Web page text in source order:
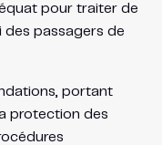
pour traiter de
des passagers de
portant
protection des